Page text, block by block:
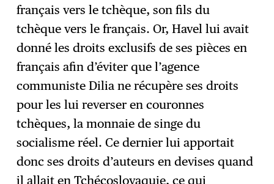
français vers le tchèque, son fils du
tchèque vers le français. Or, Havel lui avait
donné les droits exclusifs de ses pièces en
français afin d’éviter que l’agence
communiste Dilia ne récupère ses droits
pour les lui reverser en couronnes
tchèques, la monnaie de singe du
socialisme réel. Ce dernier lui apportait
donc ses droits d’auteurs en devises quand
il allait en Tchécoslovaquie, ce qui